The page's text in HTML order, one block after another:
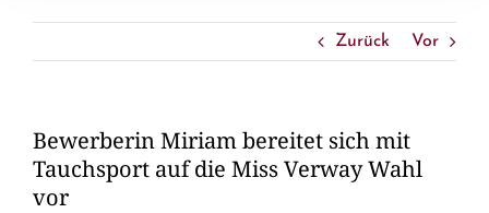
Zurück Vor
Bewerberin Miriam bereitet sich mit
Tauchsport auf die Miss Verway Wahl
vor